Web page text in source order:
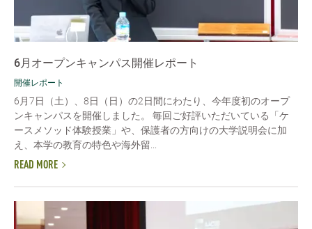
6月オープンキャンパス開催レポート
開催レポート
6月7日（土）、8日（日）の2日間にわたり、今年度初のオープ
ンキャンパスを開催しました。 毎回ご好評いただいている「ケ
ースメソッド体験授業」や、保護者の方向けの大学説明会に加
え、本学の教育の特色や海外留...
READ MORE